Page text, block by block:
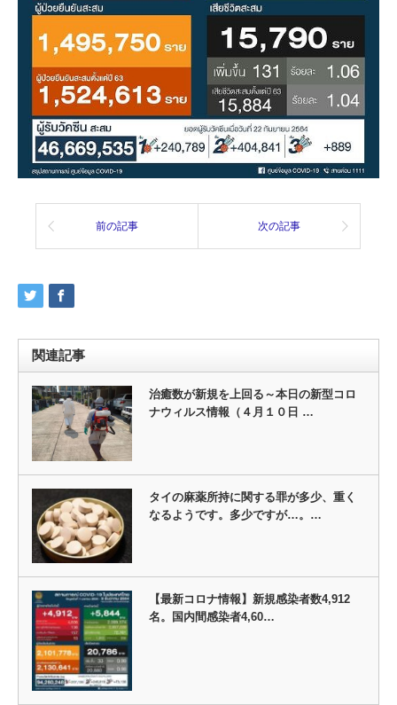
前の記事 次の記事
関連記事
治癒数が新規を上回る～本日の新型コロ
ナウィルス情報（４月１０日 …
タイの麻薬所持に関する罪が多少、重く
なるようです。多少ですが…。…
【最新コロナ情報】新規感染者数4,912
名。国内間感染者4,60…